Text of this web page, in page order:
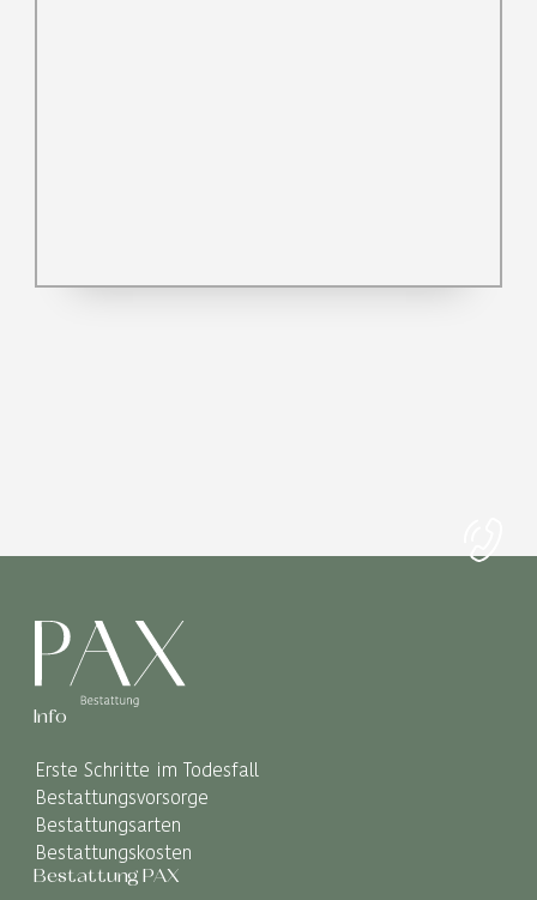
Info
Erste Schritte im Todesfall
Bestattungsvorsorge
Bestattungsarten
Bestattungskosten
Bestattung PAX